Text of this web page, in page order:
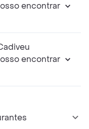
encontrar
encontrar